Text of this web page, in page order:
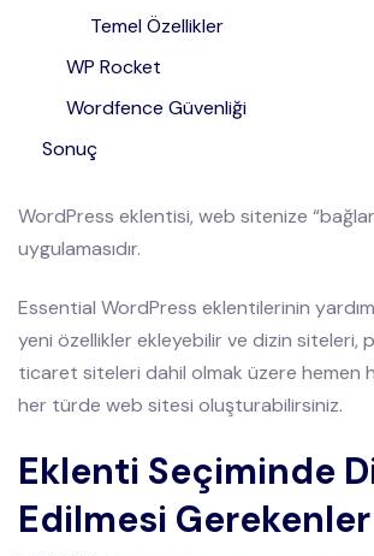
Temel Özellikler
WP Rocket
Wordfence Güvenliği
Sonuç
WordPress eklentisi, web sitenize
uygulamasıdır.
Essential WordPress eklentilerinin
yeni özellikler ekleyebilir ve dizin siteleri,
ticaret siteleri dahil olmak üzere hemen
her türde web sitesi oluşturabilirsiniz.
Eklenti Seçiminde
Edilmesi Gerekenler